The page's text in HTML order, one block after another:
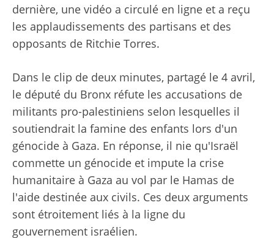
dernière, une vidéo a circulé en ligne et a reçu
les applaudissements des partisans et des
opposants de Ritchie Torres.
Dans le clip de deux minutes, partagé le 4 avril,
le député du Bronx réfute les accusations de
militants pro-palestiniens selon lesquelles il
soutiendrait la famine des enfants lors d'un
génocide à Gaza. En réponse, il nie qu'Israël
commette un génocide et impute la crise
humanitaire à Gaza au vol par le Hamas de
l'aide destinée aux civils. Ces deux arguments
sont étroitement liés à la ligne du
gouvernement israélien.